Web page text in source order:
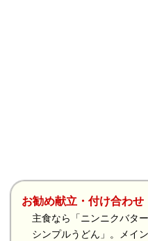
お勧め献立・付け合わせ
主食なら「ニンニクバタ
シンプルうどん」。メイ